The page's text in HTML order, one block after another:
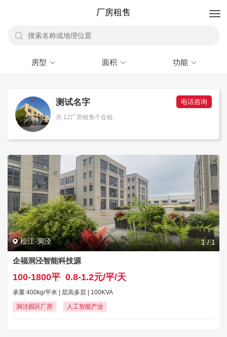
厂房租售
房型 面积 功能
测试名字 电话咨询
共 12厂房租售个在租
松江-洞泾 1/1
企福洞泾智能科技源
100-1800平 0.8-1.2元/平/天
承重:400kg/平米 | 层高多层 | 100KVA
洞泾园区厂房
人工智能产业